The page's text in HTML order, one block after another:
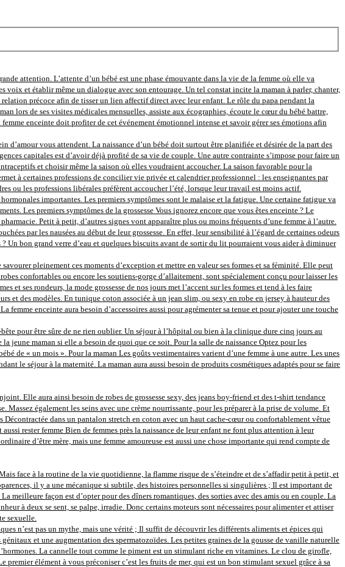
attention. L’attente d’un bébé est une phase émouvante dans la vie de la femme où elle va
voix et établir même un dialogue avec son entourage. Un tel constat incite la maman à parler, chanter,
précoce afin de tisser un lien affectif direct avec leur enfant. Le rôle du papa pendant la
lors de ses visites médicales mensuelles, assiste aux écographies, écoute le cœur du bébé battre,
enceinte doit profiter de cet événement émotionnel intense et savoir gérer ses émotions afin
d’amour vous attendent. La naissance d’un bébé doit surtout être planifiée et désirée de la part des
capitales est d’avoir déjà profité de sa vie de couple. Une autre contrainte s’impose pour faire un
et choisir même la saison où elles voudraient accoucher. La saison favorable pour la
à certaines professions de concilier vie privée et calendrier professionnel : les enseignantes par
ou les professions libérales préfèrent accoucher l’été, lorsque leur travail est moins actif.
importantes. Les premiers symptômes sont le malaise et la fatigue. Une certaine fatigue va
Les premiers symptômes de la grossesse Vous ignorez encore que vous êtes enceinte ? Le
Petit à petit, d’autres signes vont apparaître plus ou moins fréquents d’une femme à l’autre.
par les nausées au début de leur grossesse. En effet, leur sensibilité à l’égard de certaines odeurs
Un bon grand verre d’eau et quelques biscuits avant de sortir du lit pourraient vous aider à diminuer
pleinement ces moments d’exception et mettre en valeur ses formes et sa féminité. Elle peut
confortables ou encore les soutiens-gorge d’allaitement, sont spécialement conçu pour laisser les
et ses rondeurs, la mode grossesse de nos jours met l’accent sur les formes et tend à les faire
et des modèles. En tunique coton associée à un jean slim, ou sexy en robe en jersey à hauteur des
enceinte aura besoin d’accessoires aussi pour agrémenter sa tenue et pour ajouter une touche
pour être sûre de ne rien oublier. Un séjour à l’hôpital ou bien à la clinique dure cinq jours au
jeune maman si elle a besoin de quoi que ce soit. Pour la salle de naissance Optez pour les
de « un mois ». Pour la maman Les goûts vestimentaires varient d’une femme à une autre. Les unes
le séjour à la maternité. La maman aura aussi besoin de produits cosmétiques adaptés pour se faire
Elle aura ainsi besoin de robes de grossesse sexy, des jeans boy-friend et des t-shirt tendance
également les seins avec une crème nourrissante, pour les préparer à la prise de volume. Et
dans un pantalon stretch en coton avec un haut cache-cœur ou confortablement vêtue
rester femme Bien de femmes près la naissance de leur enfant ne font plus attention à leur
d’être mère, mais une femme amoureuse est aussi une chose importante qui rend compte de
face à la routine de la vie quotidienne, la flamme risque de s’éteindre et de s’affadir petit à petit, et
il y a une mécanique si subtile, des histoires personnelles si singulières ; Il est important de
façon est d’opter pour des dîners romantiques, des sorties avec des amis ou en couple. La
à deux se sent, se palpe, irradie. Donc certains moteurs sont nécessaires pour alimenter et attiser
sexuelle.
n’est pas un mythe, mais une vérité ; Il suffit de découvrir les différents aliments et épices qui
et une augmentation des spermatozoïdes. Les petites graines de la gousse de vanille naturelle
La cannelle tout comme le piment est un stimulant riche en vitamines. Le clou de girofle,
élément à vous préconiser c’est les fruits de mer, qui est un bon stimulant sexuel grâce à sa